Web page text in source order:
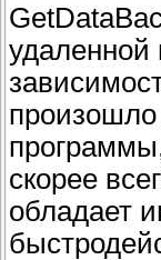
скорее
обладает